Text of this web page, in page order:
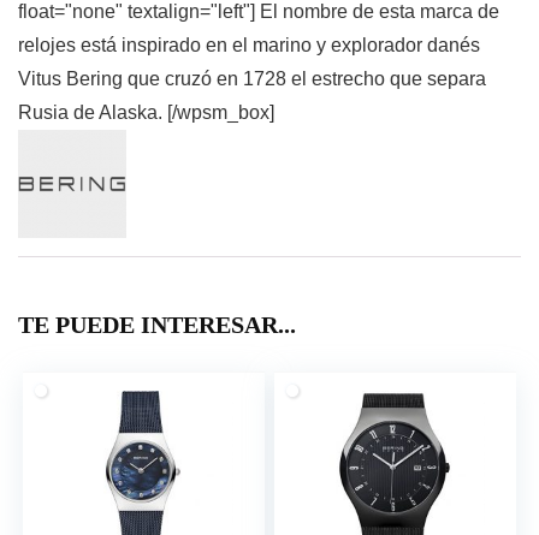
float="none" textalign="left"] El nombre de esta marca de
relojes está inspirado en el marino y explorador danés
Vitus Bering que cruzó en 1728 el estrecho que separa
Rusia de Alaska. [/wpsm_box]
TE PUEDE INTERESAR...